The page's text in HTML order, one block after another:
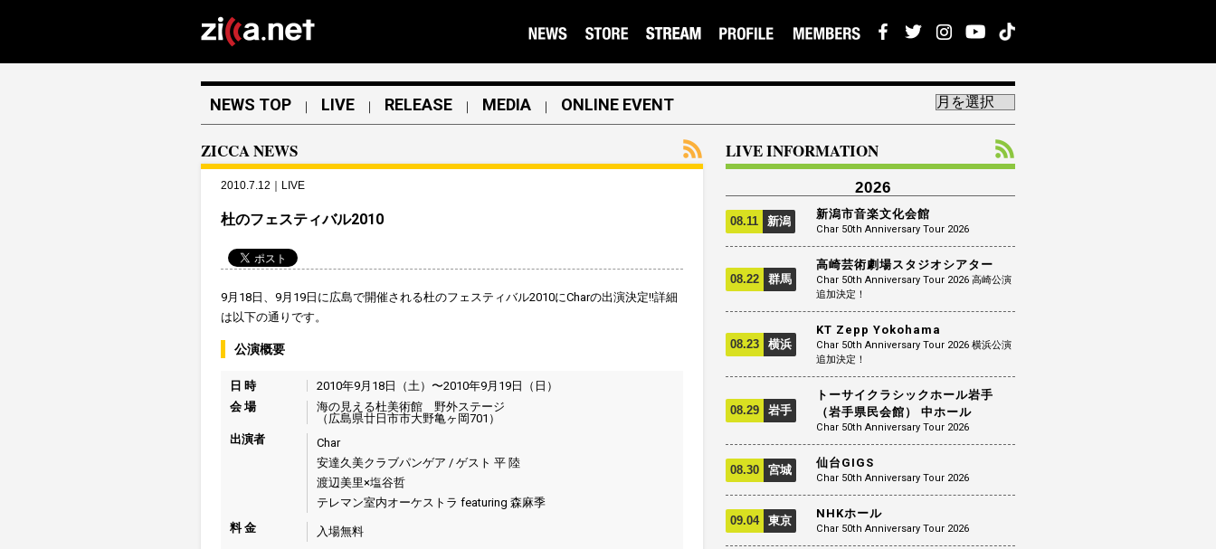
NEWS TOP ｜ LIVE ｜ RELEASE ｜ MEDIA ｜ ONLINE EVENT
ZICCA NEWS
2010.7.12｜LIVE
杜のフェスティバル2010
9月18日、9月19日に広島で開催される杜のフェスティバル2010にCharの出演決定!!詳細
は以下の通りです。
公演概要
日 時
2010年9月18日（土）〜2010年9月19日（日）
会 場
海の見える杜美術館 野外ステージ
（広島県廿日市市大野亀ヶ岡701）
出演者
Char
安達久美クラブパンゲア / ゲスト 平 陸
渡辺美里×塩谷哲
テレマン室内オーケストラ featuring 森麻季
料 金
入場無料
LIVE INFORMATION
2026
08.11 新潟 新潟市音楽文化会館
Char 50th Anniversary Tour 2026
08.22 群馬
高崎芸術劇場スタジオシアター
Char 50th Anniversary Tour 2026 高崎公演
追加決定！
08.23 横浜
KT Zepp Yokohama
Char 50th Anniversary Tour 2026 横浜公演
追加決定！
08.29 岩手
トーサイクラシックホール岩手
（岩手県民会館） 中ホール
Char 50th Anniversary Tour 2026
08.30 宮城 仙台GIGS
Char 50th Anniversary Tour 2026
09.04 東京 NHKホール
Char 50th Anniversary Tour 2026